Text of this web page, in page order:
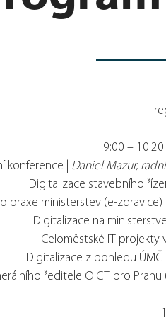
9:00 – 10:20:
konference | Daniel Mazur,
Digitalizace stavebního
praxe ministerstev (e-zdravice) |
Digitalizace na
Celoměstské IT projekty
Digitalizace z pohledu ÚMČ |
ředitele OICT pro Prahu